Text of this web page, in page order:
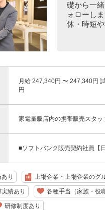
礎から一
ォローし
休・時短
月給 247,340円 〜 247,340円
円
家電量販店内の携帯販売スタッ
■ソフトバンク販売契約社員【
り 上場企業・上場企業のグ
績あり 各種手当（家族・役
研修制度あり